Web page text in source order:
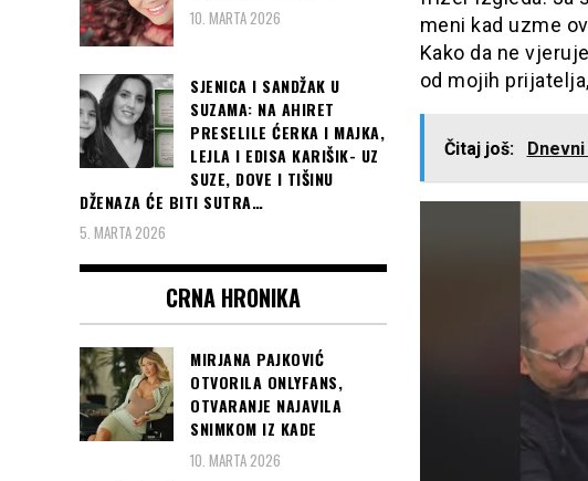
meni kad uzme
Kako da ne
od mojih
Čitaj još:
10. MARTA 2026
SJENICA I SANDŽAK U
SUZAMA: NA AHIRET
PRESELILE ĆERKA I MAJKA,
LEJLA I EDISA KARIŠIK- UZ
SUZE, DOVE I TIŠINU
DŽENAZA ĆE BITI SUTRA…
5. MARTA 2026
CRNA HRONIKA
MIRJANA PAJKOVIĆ
OTVORILA ONLYFANS,
OTVARANJE NAJAVILA
SNIMKOM IZ KADE
10. MARTA 2026